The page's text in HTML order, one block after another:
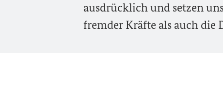
ausdrücklich und setzen
fremder Kräfte als auch die